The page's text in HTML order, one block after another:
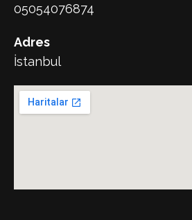
05054076874
Adres
İstanbul